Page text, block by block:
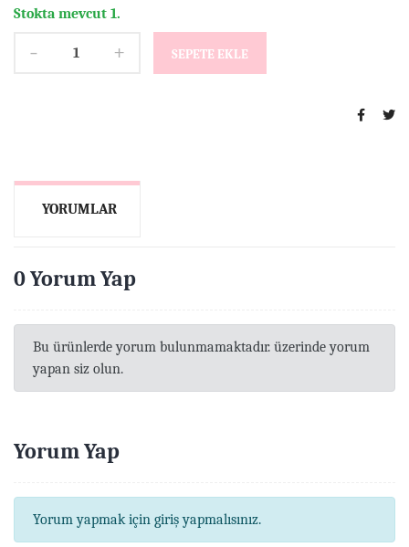
Stokta mevcut 1.
- + SEPETE EKLE
YORUMLAR
0 Yorum Yap
Bu ürünlerde yorum bulunmamaktadır. üzerinde yorum
yapan siz olun.
Yorum Yap
Yorum yapmak için giriş yapmalısınız.